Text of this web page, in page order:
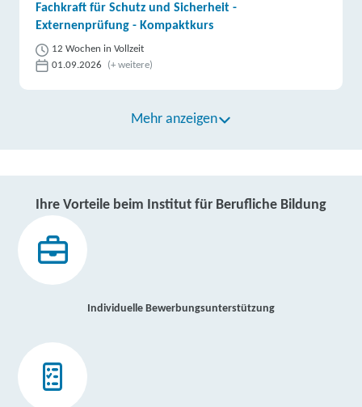
Fachkraft für Schutz und Sicherheit -
Externenprüfung - Kompaktkurs
12 Wochen in Vollzeit
01.09.2026
(+ weitere)
Mehr anzeigen
Ihre Vorteile beim Institut für Berufliche Bildung
Individuelle Bewerbungsunterstützung